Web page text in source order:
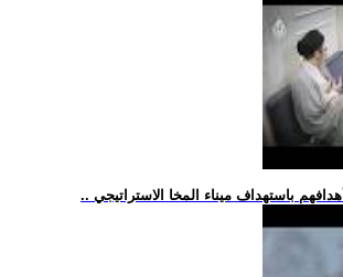
باستهداف ميناء المخا الاستراتيجي